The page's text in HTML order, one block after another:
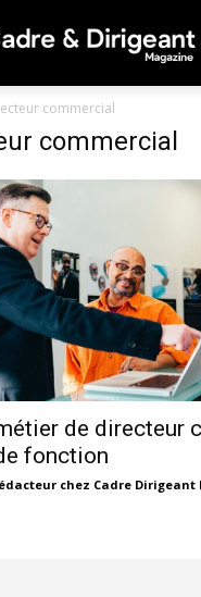
commercial
commercial
de directeur
fonction
chez Cadre Dirigeant